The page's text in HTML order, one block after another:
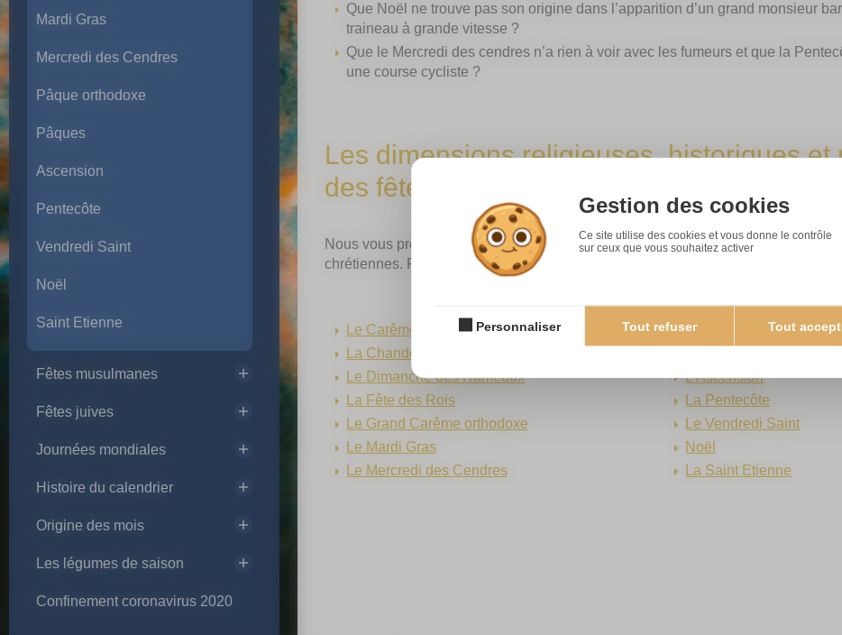
Que Noël ne trouve pas son origine dans l’apparition d’un grand monsieur
traineau à grande vitesse ?
Que le Mercredi des cendres n’a rien à voir avec les fumeurs et que la
une course cycliste ?
Les dimensions religieuses, historiques et
des fêtes chrétiennes
Nous vous proposons de découvrir des présentations simples et rapides des
chrétiennes. Retrouvez notamment…
Le Carême
La Chandeleur
Le Dimanche des Rameaux
La Fête des Rois
Le Grand Carême orthodoxe
Le Mardi Gras
Le Mercredi des Cendres
La Pâque orthodoxe
L’Ascension
La Pentecôte
Le Vendredi Saint
Noël
La Saint Etienne
Mardi Gras
Mercredi des Cendres
Pâque orthodoxe
Pâques
Ascension
Pentecôte
Vendredi Saint
Noël
Saint Etienne
Fêtes musulmanes
Fêtes juives
Journées mondiales
Histoire du calendrier
Origine des mois
Les légumes de saison
Confinement coronavirus 2020
Gestion des cookies
Ce site utilise des cookies et vous donne le contrôle
sur ceux que vous souhaitez activer
Tout
Tout refuser
Personnaliser